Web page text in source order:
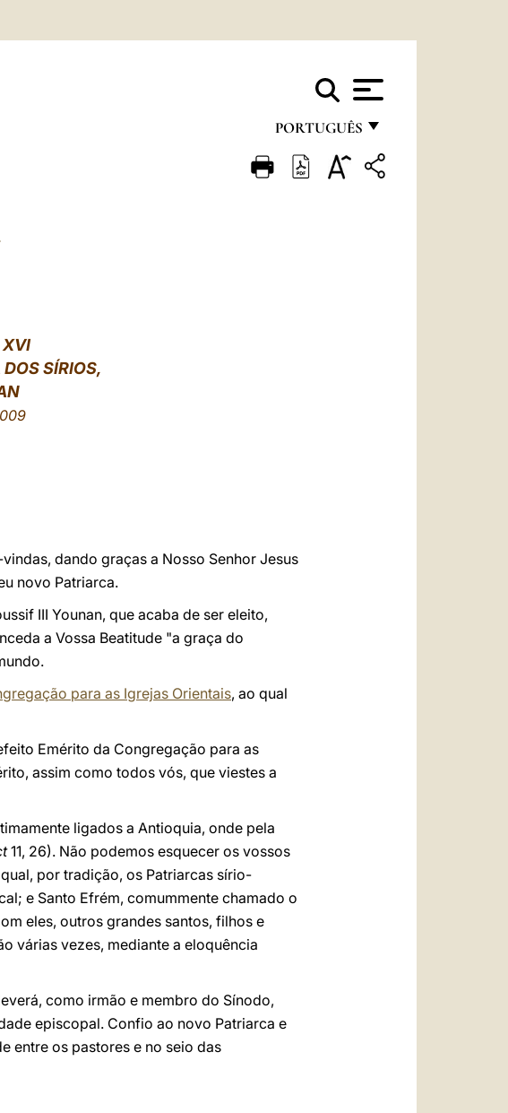
PORTUGUÊS
FRANÇAIS
XVI
SÍRIOS,
dando graças a Nosso Senhor Jesus
novo Patriarca.
III Younan, que acaba de ser eleito,
a Vossa Beatitude "a graça do
para as Igrejas Orientais, ao qual
Emérito da Congregação para as
assim como todos vós, que viestes a
ligados a Antioquia, onde pela
11, 26). Não podemos esquecer os vossos
por tradição, os Patriarcas sírio-
e Santo Efrém, comummente chamado o
eles, outros grandes santos, filhos e
várias vezes, mediante a eloquência
como irmão e membro do Sínodo,
episcopal. Confio ao novo Patriarca e
entre os pastores e no seio das